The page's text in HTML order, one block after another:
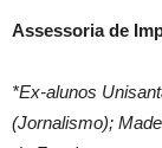
Assessoria de
*Ex-alunos
(Jornalismo);